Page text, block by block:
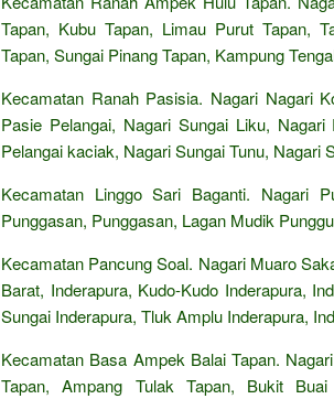
Tapan, Kubu Tapan, Limau Purut Tapan,
Tapan, Sungai Pinang Tapan, Kampung
Kecamatan Ranah Pasisia. Nagari Nagari
Pasie Pelangai, Nagari Sungai Liku,
Pelangai kaciak, Nagari Sungai Tunu, Nagari
Kecamatan Linggo Sari Baganti. Nagari
Punggasan, Punggasan, Lagan Mudik
Kecamatan Pancung Soal. Nagari Muaro
Barat, Inderapura, Kudo-Kudo Inderapura,
Sungai Inderapura, Tluk Amplu Inderapura,
Kecamatan Basa Ampek Balai Tapan.
Tapan, Ampang Tulak Tapan, Bukit